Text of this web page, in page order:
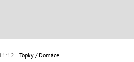
Topky Domáce